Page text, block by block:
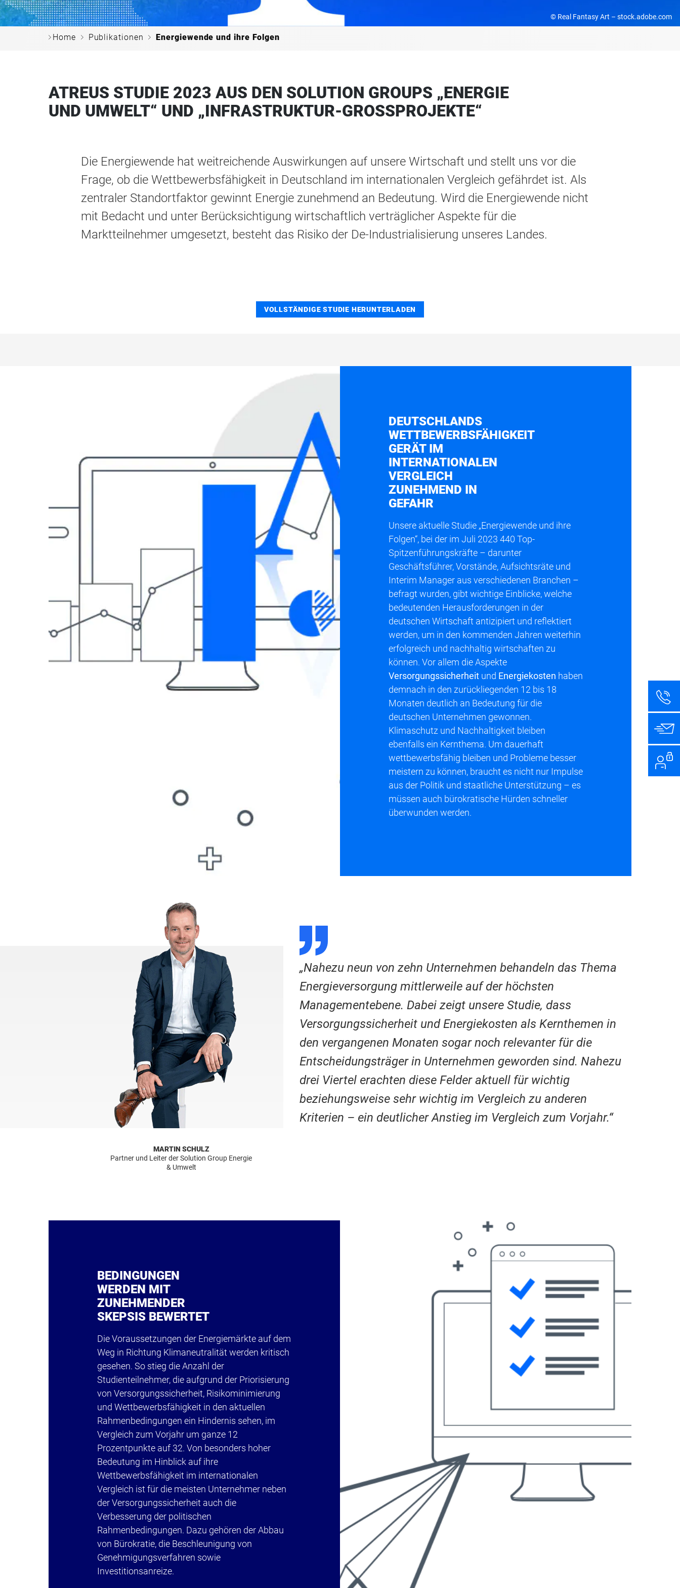
© Real Fantasy Art – stock.adobe.com
c Home c Publikationen cEnergiewende und ihre Folgen
ATREUS STUDIE 2023 AUS DEN SOLUTION GROUPS „ENERGIE
UND UMWELT“ UND „INFRASTRUKTUR-GROSSPROJEKTE“
Die Energiewende hat weitreichende Auswirkungen auf unsere Wirtschaft und stellt uns vor die
Frage, ob die Wettbewerbsfähigkeit in Deutschland im internationalen Vergleich gefährdet ist. Als
zentraler Standortfaktor gewinnt Energie zunehmend an Bedeutung. Wird die Energiewende nicht
mit Bedacht und unter Berücksichtigung wirtschaftlich verträglicher Aspekte für die
Marktteilnehmer umgesetzt, besteht das Risiko der De-Industrialisierung unseres Landes.
VOLLSTÄNDIGE STUDIE HERUNTERLADEN
DEUTSCHLANDS
WETTBEWERBSFÄHIGKEIT
GERÄT IM
INTERNATIONALEN
VERGLEICH
ZUNEHMEND IN
GEFAHR
Unsere aktuelle Studie „Energiewende und ihre
Folgen“, bei der im Juli 2023 440 Top-
Spitzenführungskräfte – darunter
Geschäftsführer, Vorstände, Aufsichtsräte und
Interim Manager aus verschiedenen Branchen –
befragt wurden, gibt wichtige Einblicke, welche
bedeutenden Herausforderungen in der
deutschen Wirtschaft antizipiert und reflektiert
werden, um in den kommenden Jahren weiterhin
erfolgreich und nachhaltig wirtschaften zu
können. Vor allem die Aspekte
Versorgungssicherheit und Energiekosten haben
demnach in den zurückliegenden 12 bis 18
Monaten deutlich an Bedeutung für die
deutschen Unternehmen gewonnen.
Klimaschutz und Nachhaltigkeit bleiben
ebenfalls ein Kernthema. Um dauerhaft
wettbewerbsfähig bleiben und Probleme besser
meistern zu können, braucht es nicht nur Impulse
aus der Politik und staatliche Unterstützung – es
müssen auch bürokratische Hürden schneller
überwunden werden.
MARTIN SCHULZ
Partner und Leiter der Solution Group Energie
& Umwelt
D
„Nahezu neun von zehn Unternehmen behandeln das Thema
Energieversorgung mittlerweile auf der höchsten
Managementebene. Dabei zeigt unsere Studie, dass
Versorgungssicherheit und Energiekosten als Kernthemen in
den vergangenen Monaten sogar noch relevanter für die
Entscheidungsträger in Unternehmen geworden sind. Nahezu
drei Viertel erachten diese Felder aktuell für wichtig
beziehungsweise sehr wichtig im Vergleich zu anderen
Kriterien – ein deutlicher Anstieg im Vergleich zum Vorjahr.“
BEDINGUNGEN
WERDEN MIT
ZUNEHMENDER
SKEPSIS BEWERTET
Die Voraussetzungen der Energiemärkte auf dem
Weg in Richtung Klimaneutralität werden kritisch
gesehen. So stieg die Anzahl der
Studienteilnehmer, die aufgrund der Priorisierung
von Versorgungssicherheit, Risikominimierung
und Wettbewerbsfähigkeit in den aktuellen
Rahmenbedingungen ein Hindernis sehen, im
Vergleich zum Vorjahr um ganze 12
Prozentpunkte auf 32. Von besonders hoher
Bedeutung im Hinblick auf ihre
Wettbewerbsfähigkeit im internationalen
Vergleich ist für die meisten Unternehmer neben
der Versorgungssicherheit auch die
Verbesserung der politischen
Rahmenbedingungen. Dazu gehören der Abbau
von Bürokratie, die Beschleunigung von
Genehmigungsverfahren sowie
Investitionsanreize.